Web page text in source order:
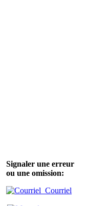
Signaler une erreur
ou une omission:
Courriel